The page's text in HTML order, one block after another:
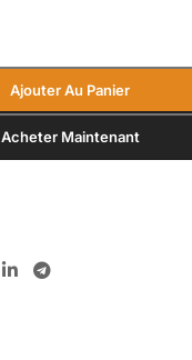
Ajouter Au Panier
Acheter Maintenant